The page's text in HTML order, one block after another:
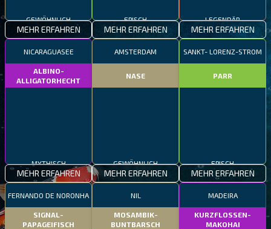
GEWÖHNLICH
MEHR ERFAHREN
EPISCH
MEHR ERFAHREN
LEGENDÄR
MEHR ERFAHREN
NICARAGUASEE
ALBINO-
ALLIGATORHECHT
MYTHISCH
MEHR ERFAHREN
AMSTERDAM
NASE
GEWÖHNLICH
MEHR ERFAHREN
SANKT- LORENZ-STROM
PARR
EPISCH
MEHR ERFAHREN
FERNANDO DE NORONHA
SIGNAL-
PAPAGEIFISCH
NIL
MOSAMBIK-
BUNTBARSCH
MADEIRA
KURZFLOSSEN-
MAKOHAI